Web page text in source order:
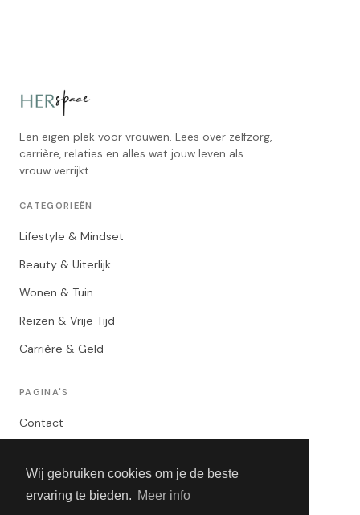
Wij gebruiken cookies om je de beste
ervaring te bieden. Meer info
Een eigen plek voor vrouwen. Lees over zelfzorg,
carrière, relaties en alles wat jouw leven als
vrouw verrijkt.
CATEGORIEËN
Lifestyle & Mindset
Beauty & Uiterlijk
Wonen & Tuin
Reizen & Vrije Tijd
Carrière & Geld
PAGINA'S
Contact
Algemene Voorwaarden
Adverteren